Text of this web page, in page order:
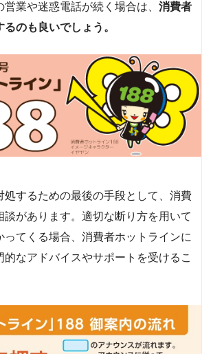
業や迷惑電話が続く場合は、 消費者
のも良いでしょう。
処するための最後の手段として、消費
があります。適切な断り方を用いて
ってくる場合、消費者ホットラインに
なアドバイスやサポートを受けるこ